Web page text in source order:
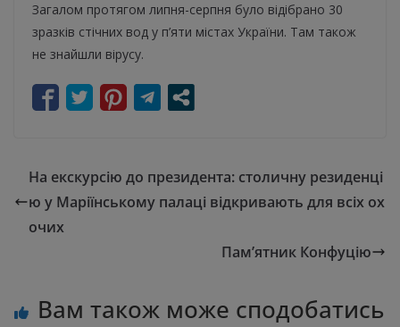
Загалом протягом липня-серпня було відібрано 30
зразків стічних вод у п’яти містах України. Там також
не знайшли вірусу.
На екскурсію до президента: столичну резиденці
ю у Маріїнському палаці відкривають для всіх ох
очих
Пам’ятник Конфуцію
Вам також може сподобатись